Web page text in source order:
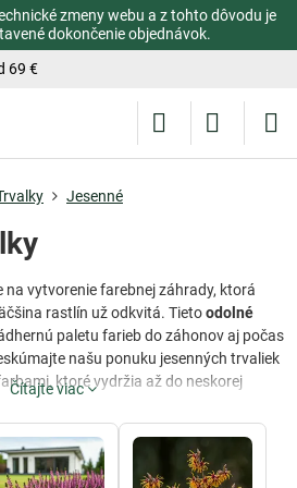
zmeny webu a z tohto dôvodu je
dokončenie objednávok.
69 €
Jesenné
na vytvorenie farebnej záhrady, ktorá
rastlín už odkvitá. Tietoodolné
paletu farieb do záhonov aj počas
našu ponuku jesenných trvaliek
ktoré vydržia až do neskorej
jesenných trvaliek
Čítajte viac